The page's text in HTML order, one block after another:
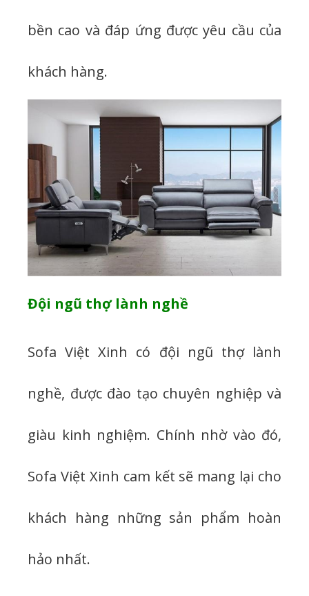
bền cao và đáp ứng được yêu cầu của
khách hàng.
Đội ngũ thợ lành nghề
Sofa Việt Xinh có đội ngũ thợ lành
nghề, được đào tạo chuyên nghiệp và
giàu kinh nghiệm. Chính nhờ vào đó,
Sofa Việt Xinh cam kết sẽ mang lại cho
khách hàng những sản phẩm hoàn
hảo nhất.